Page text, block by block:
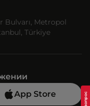
Bulvarı, Metropol
Türkiye
App Store